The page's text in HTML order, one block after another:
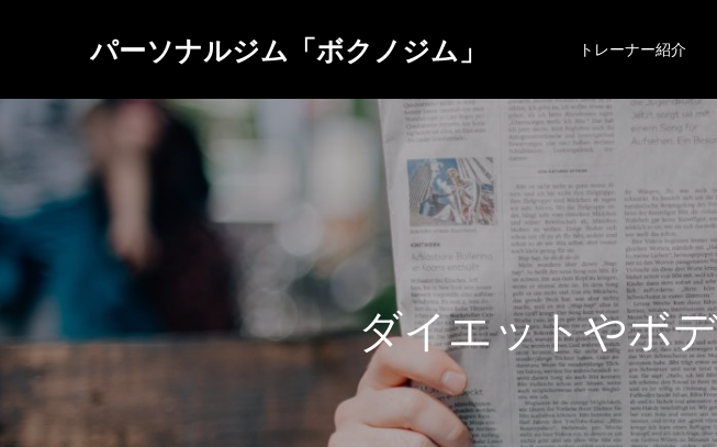
パーソナルジム「ボクノジム」 トレーナー紹介
ダイエットやボデ